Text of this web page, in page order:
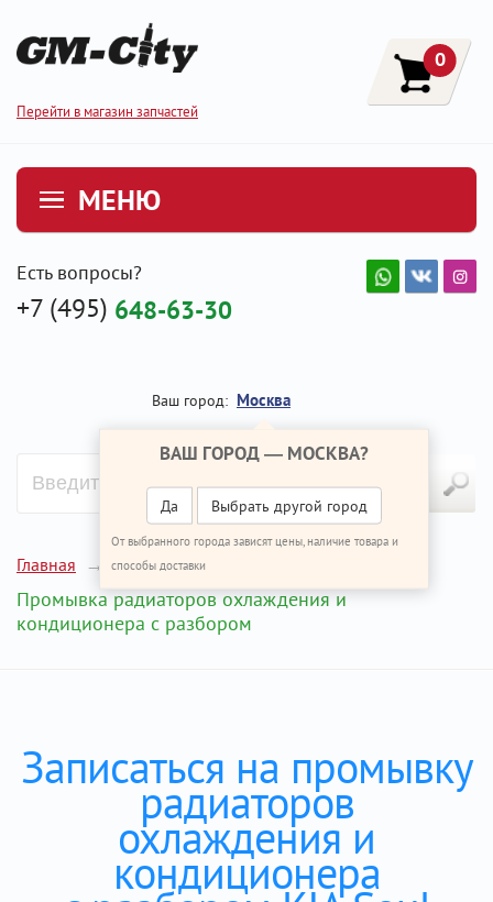
Перейти в магазин запчастей
0
МЕНЮ
Есть вопросы?
+7 (495) 648-63-30
Ваш город: Москва
ВАШ ГОРОД — МОСКВА?
Да Выбрать другой город
От выбранного города зависят цены, наличие товара и
способы доставки
Главная Ремонт КИА Соул
Промывка радиаторов охлаждения и
кондиционера c разбором
Записаться на промывку
радиаторов
охлаждения и
кондиционера